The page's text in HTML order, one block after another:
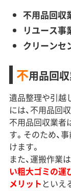
不用品回収
リユース事
クリーンセ
不用品回
遺品整理や引越
には、不用品回
不用品回収業者
す。そのため、
けます。
また、運搬作業
い粗大ゴミの運
メリット といえ